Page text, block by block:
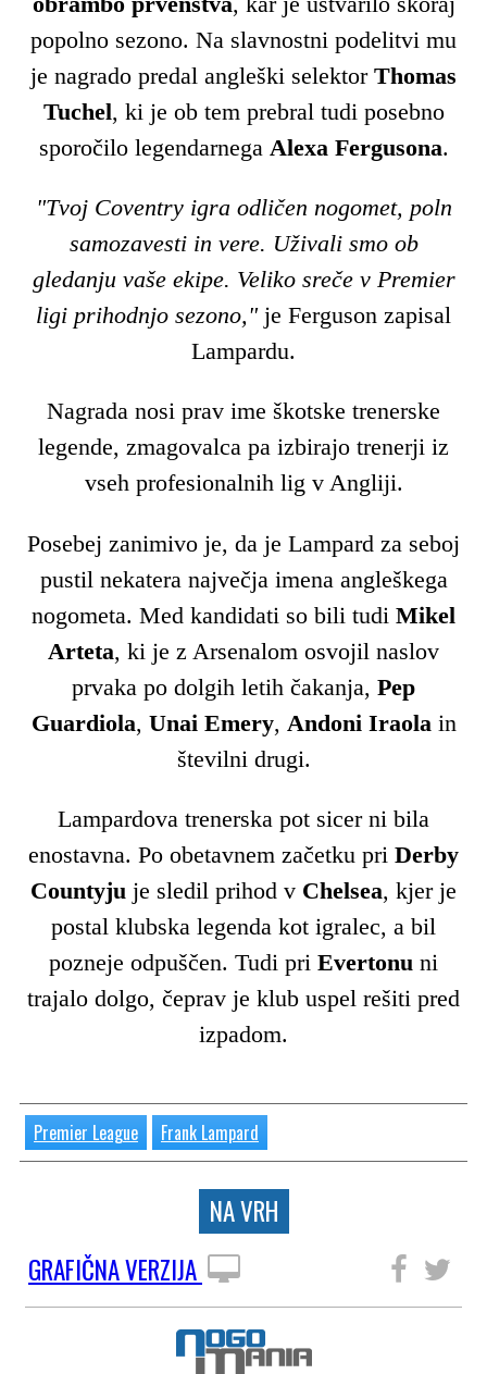
popolno sezono. Na slavnostni podelitvi mu
je nagrado predal angleški selektor Thomas
Tuchel, ki je ob tem prebral tudi posebno
sporočilo legendarnega Alexa Fergusona.
"Tvoj Coventry igra odličen nogomet, poln
samozavesti in vere. Uživali smo ob
gledanju vaše ekipe. Veliko sreče v Premier
ligi prihodnjo sezono,"je Ferguson zapisal
Lampardu.
Nagrada nosi prav ime škotske trenerske
legende, zmagovalca pa izbirajo trenerji iz
vseh profesionalnih lig v Angliji.
Posebej zanimivo je, da je Lampard za seboj
pustil nekatera največja imena angleškega
nogometa. Med kandidati so bili tudi Mikel
Arteta, ki je z Arsenalom osvojil naslov
prvaka po dolgih letih čakanja, Pep
Guardiola, Unai Emery, Andoni Iraola in
številni drugi.
Lampardova trenerska pot sicer ni bila
enostavna. Po obetavnem začetku pri Derby
Countyju je sledil prihod v Chelsea, kjer je
postal klubska legenda kot igralec, a bil
pozneje odpuščen. Tudi pri Evertonu ni
trajalo dolgo, čeprav je klub uspel rešiti pred
izpadom.
Premier League Frank Lampard
NA VRH
GRAFIČNA VERZIJA